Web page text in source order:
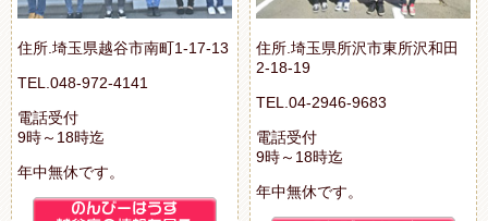
住所.埼玉県越谷市南町1-17-13
TEL.048-972-4141
電話受付
9時～18時迄
年中無休です。
住所.埼玉県所沢市東所沢和田
2-18-19
TEL.04-2946-9683
電話受付
9時～18時迄
年中無休です。